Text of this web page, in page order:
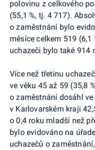
polovinu z celkového
(55,1 %, tj. 4 717).
o zaměstnání bylo
měsíce celkem 519
uchazeči bylo také 914
Více než třetinu
ve věku 45 až 59 (35,8
o zaměstnání dosáhl
v Karlovarském kraji
o 0,4 roku mladší než
bylo evidováno na
uchazečů o